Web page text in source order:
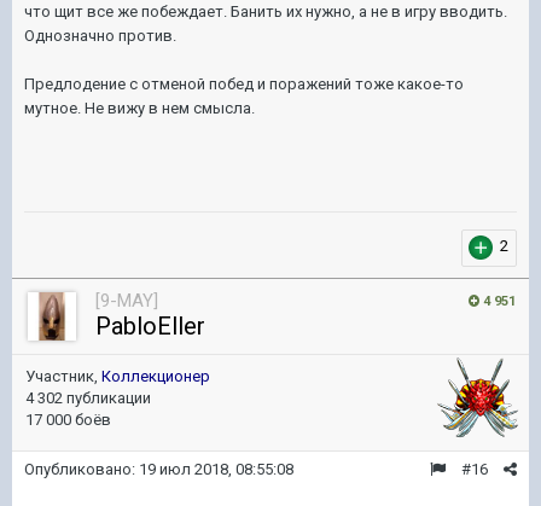
что щит все же побеждает. Банить их нужно, а не в игру вводить.
Однозначно против.
Предлодение с отменой побед и поражений тоже какое-то
мутное. Не вижу в нем смысла.
2
4 951
[9-MAY]
PabloEller
Участник, Коллекционер
4 302 публикации
17 000 боёв
#16
Опубликовано: 19 июл 2018, 08:55:08